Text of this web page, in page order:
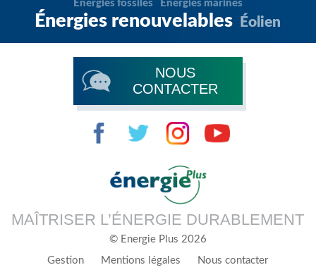
Énergies fossiles Énergies marines
Énergies renouvelables Éolien
NOUS
CONTACTER
MAÎTRISER L’ÉNERGIE DURABLEMENT
© Energie Plus 2026
Gestion
Mentions légales Nous contacter